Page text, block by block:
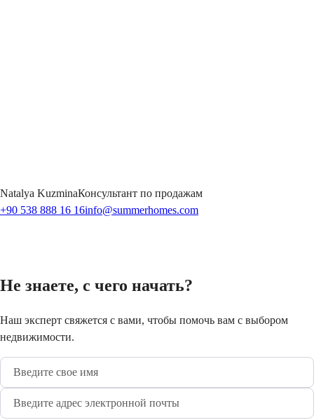
Natalya KuzminaКонсультант по продажам
+90 538 888 16 16info@summerhomes.com
Не знаете, с чего начать?
Наш эксперт свяжется с вами, чтобы помочь вам с выбором
недвижимости.